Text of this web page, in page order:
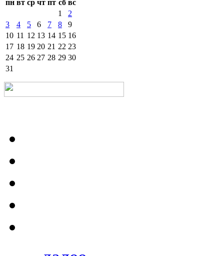
пн вт ср чт пт сб вс
1
2
3
4 5 6 7 8
9
10 11 12 13 14 15 16
17 18 19 20 21 22 23
24 25 26 27 28 29 30
31